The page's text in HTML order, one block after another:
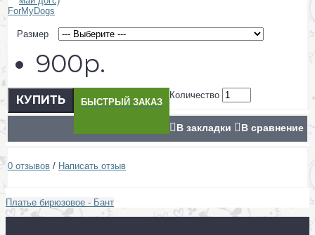
Размер
900р.
Количество
КУПИТЬ БЫСТРЫЙ ЗАКАЗ
В закладки В сравнение
0 отзывов / Написать отзыв
Платье бирюзовое - Бант